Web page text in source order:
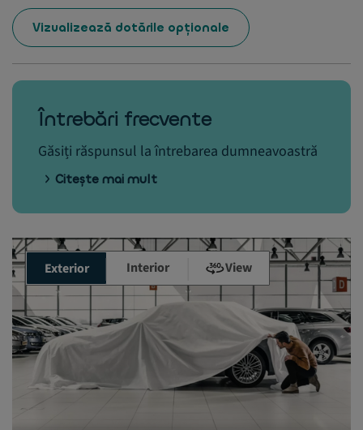
Vizualizează dotările opționale
Întrebări frecvente
Găsiți răspunsul la întrebarea dumneavoastră
Citește mai mult
Exterior Interior View